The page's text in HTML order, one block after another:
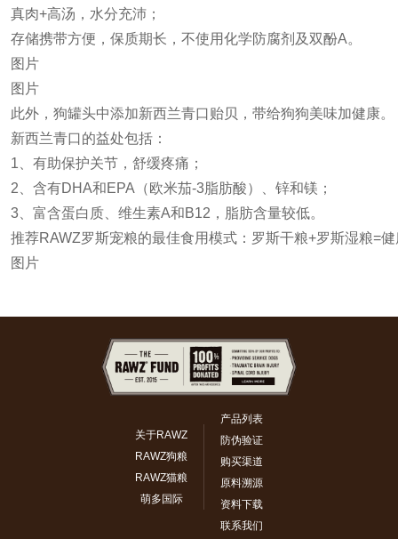
真肉+高汤，水分充沛；
存储携带方便，保质期长，不使用化学防腐剂及双酚A。
图片
图片
此外，狗罐头中添加新西兰青口贻贝，带给狗狗美味加健康。
新西兰青口的益处包括：
1、有助保护关节，舒缓疼痛；
2、含有DHA和EPA（欧米茄-3脂肪酸）、锌和镁；
3、富含蛋白质、维生素A和B12，脂肪含量较低。
推荐RAWZ罗斯宠粮的最佳食用模式：罗斯干粮+罗斯湿粮=
图片
关于RAWZ
RAWZ狗粮
RAWZ猫粮
萌多国际
产品列表
防伪验证
购买渠道
原料溯源
资料下载
联系我们